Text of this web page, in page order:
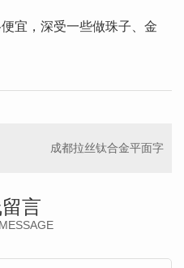
宜，深受一些做珠子、金
成都拉丝钛合金平面字
言